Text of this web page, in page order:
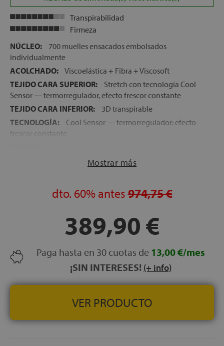
Transpirabilidad
Firmeza
NÚCLEO:
700 muelles ensacados embolsados
individualmente
ACOLCHADO: Viscoelástica + Fibra + Viscosoft
TEJIDO CARA SUPERIOR:
Stretch con tecnología Cool
Sensor — termorregulador, efecto frescor constante
TEJIDO CARA INFERIOR:
3D transpirable
TECNOLOGÍA:
Cool Sensor — termorregulador: efecto
frescor constante
4 asas laterales
LECHOS INDEPENDIENTES: Sí — 700 muelles
NOCHES DE PRUEBA: 120 noches
Mostrar más
dto. 60% antes974,75 €
389,90 €
Paga hasta en 30 cuotas de 13,00 €/mes
¡SIN INTERESES! (+ info)
VER PRODUCTO